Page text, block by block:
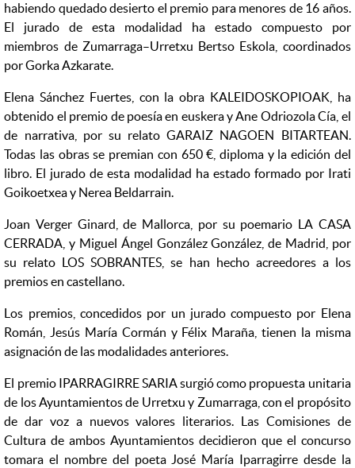
habiendo quedado desierto el premio para menores de 16 años.
El jurado de esta modalidad ha estado compuesto por
miembros de Zumarraga–Urretxu Bertso Eskola, coordinados
por Gorka Azkarate.
Elena Sánchez Fuertes, con la obra KALEIDOSKOPIOAK, ha
obtenido el premio de poesía en euskera y Ane Odriozola Cía, el
de narrativa, por su relato GARAIZ NAGOEN BITARTEAN.
Todas las obras se premian con 650 €, diploma y la edición del
libro. El jurado de esta modalidad ha estado formado por Irati
Goikoetxea y Nerea Beldarrain.
Joan Verger Ginard, de Mallorca, por su poemario LA CASA
CERRADA, y Miguel Ángel González González, de Madrid, por
su relato LOS SOBRANTES, se han hecho acreedores a los
premios en castellano.
Los premios, concedidos por un jurado compuesto por Elena
Román, Jesús María Cormán y Félix Maraña, tienen la misma
asignación de las modalidades anteriores.
El premio IPARRAGIRRE SARIA surgió como propuesta unitaria
de los Ayuntamientos de Urretxu y Zumarraga, con el propósito
de dar voz a nuevos valores literarios. Las Comisiones de
Cultura de ambos Ayuntamientos decidieron que el concurso
tomara el nombre del poeta José María Iparragirre desde la